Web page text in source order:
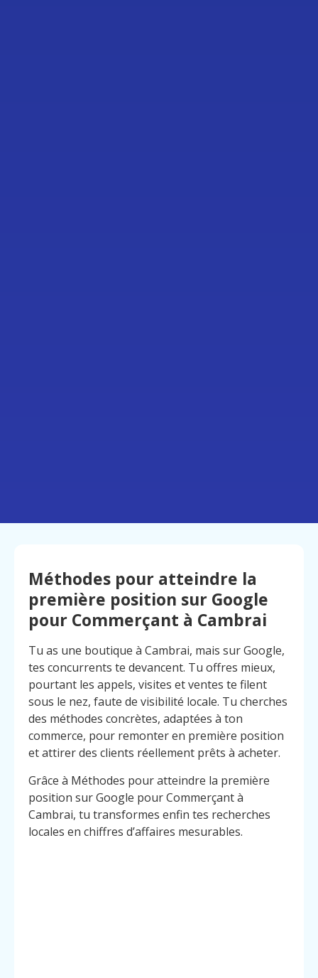
Méthodes pour atteindre la
première position sur Google
pour Commerçant à Cambrai
Tu as une boutique à Cambrai, mais sur Google,
tes concurrents te devancent. Tu offres mieux,
pourtant les appels, visites et ventes te filent
sous le nez, faute de visibilité locale. Tu cherches
des méthodes concrètes, adaptées à ton
commerce, pour remonter en première position
et attirer des clients réellement prêts à acheter.
Grâce à Méthodes pour atteindre la première
position sur Google pour Commerçant à
Cambrai, tu transformes enfin tes recherches
locales en chiffres d’affaires mesurables.